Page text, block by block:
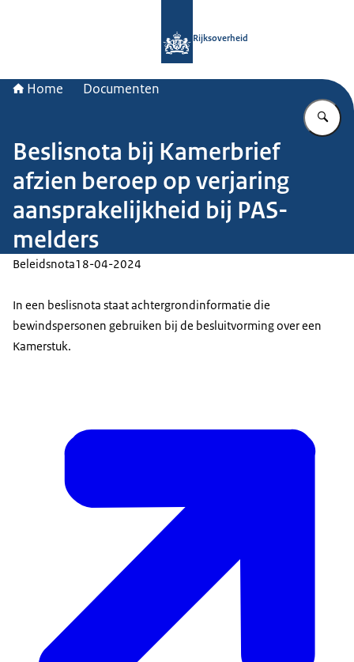
Rijksoverheid
Home Documenten
Beslisnota bij Kamerbrief
afzien beroep op verjaring
aansprakelijkheid bij PAS-
melders
Beleidsnota18-04-2024
In een beslisnota staat achtergrondinformatie die
bewindspersonen gebruiken bij de besluitvorming over een
Kamerstuk.